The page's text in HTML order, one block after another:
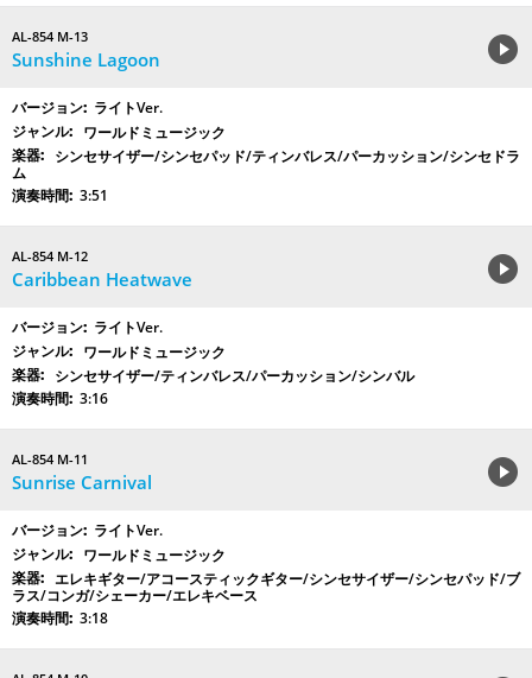
AL-854 M-13
Sunshine Lagoon
ライトVer.
ワールドミュージック
シンセサイザー/シンセパッド/ティンバレス/パーカッション/シンセドラ
ム
3:51
AL-854 M-12
Caribbean Heatwave
ライトVer.
ワールドミュージック
シンセサイザー/ティンバレス/パーカッション/シンバル
3:16
AL-854 M-11
Sunrise Carnival
ライトVer.
ワールドミュージック
エレキギター/アコースティックギター/シンセサイザー/シンセパッド/ブ
ラス/コンガ/シェーカー/エレキベース
3:18